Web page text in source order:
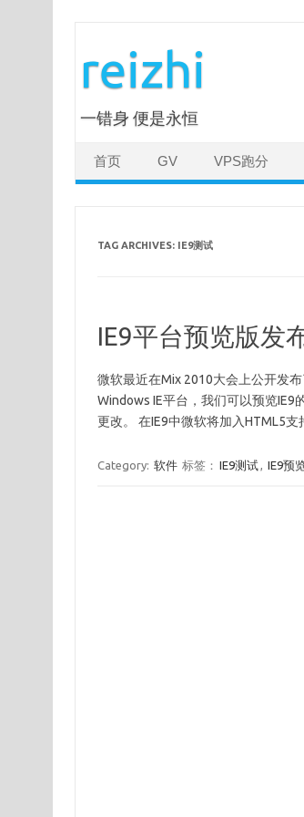
reizhi
一错身 便是永恒
首页 GV VPS跑分
TAG ARCHIVES: IE9测试
IE9平台预览版发
微软最近在Mix 2010大会上公开发
Windows IE平台，我们可以预览
更改。 在IE9中微软将加入HTML5
Category: 软件 标签： IE9测试, IE9预